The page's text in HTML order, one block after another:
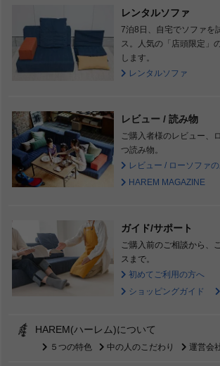
レンタルソファ
7泊8日、自宅でソファを
ス。人気の「店頭限定」
します。
レンタルソファ
レビュー / 読み物
ご購入者様のレビュー、
つ読み物。
レビュー / ローソファ
HAREM MAGAZINE
ガイド/サポート
ご購入前のご相談から、
スまで。
初めてご利用の方へ
ショッピングガイド
HAREM(ハーレム)について
５つの特色 中の人のこだわり 運営会